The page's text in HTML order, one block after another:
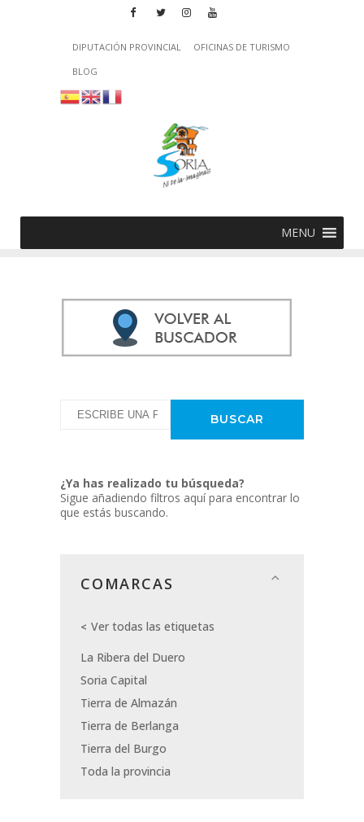
DIPUTACIÓN PROVINCIAL
OFICINAS DE TURISMO
BLOG
MENU
¿Ya has realizado tu búsqueda?
Sigue añadiendo filtros aquí para encontrar lo
que estás buscando.
COMARCAS
Ver todas las etiquetas
La Ribera del Duero
Soria Capital
Tierra de Almazán
Tierra de Berlanga
Tierra del Burgo
Toda la provincia